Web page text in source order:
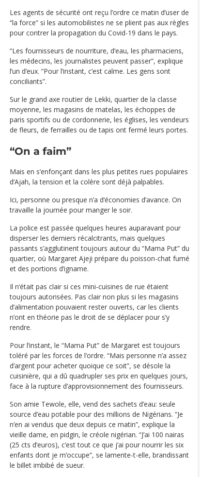
Les agents de sécurité ont reçu l’ordre ce matin d’user de
“la force” si les automobilistes ne se plient pas aux règles
pour contrer la propagation du Covid-19 dans le pays.
“Les fournisseurs de nourriture, d’eau, les pharmaciens,
les médecins, les journalistes peuvent passer”, explique
l’un d’eux. “Pour l’instant, c’est calme. Les gens sont
conciliants”.
Sur le grand axe routier de Lekki, quartier de la classe
moyenne, les magasins de matelas, les échoppes de
paris sportifs ou de cordonnerie, les églises, les vendeurs
de fleurs, de ferrailles ou de tapis ont fermé leurs portes.
“On a faim”
Mais en s’enfonçant dans les plus petites rues populaires
d’Ajah, la tension et la colère sont déjà palpables.
Ici, personne ou presque n’a d‘économies d’avance. On
travaille la journée pour manger le soir.
La police est passée quelques heures auparavant pour
disperser les derniers récalcitrants, mais quelques
passants s’agglutinent toujours autour du “Mama Put” du
quartier, où Margaret Ajeji prépare du poisson-chat fumé
et des portions d’igname.
Il n‘était pas clair si ces mini-cuisines de rue étaient
toujours autorisées. Pas clair non plus si les magasins
d’alimentation pouvaient rester ouverts, car les clients
n’ont en théorie pas le droit de se déplacer pour s’y
rendre.
Pour l’instant, le “Mama Put” de Margaret est toujours
toléré par les forces de l’ordre. “Mais personne n’a assez
d’argent pour acheter quoique ce soit”, se désole la
cuisinière, qui a dû quadrupler ses prix en quelques jours,
face à la rupture d’approvisionnement des fournisseurs.
Son amie Tewole, elle, vend des sachets d’eau: seule
source d’eau potable pour des millions de Nigérians. “Je
n’en ai vendus que deux depuis ce matin”, explique la
vieille dame, en pidgin, le créole nigérian. “J’ai 100 nairas
(25 cts d’euros), c’est tout ce que j’ai pour nourrir les six
enfants dont je m’occupe”, se lamente-t-elle, brandissant
le billet imbibé de sueur.